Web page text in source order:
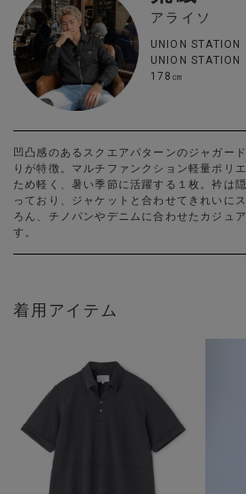
アライソ
UNION STATION
UNION
178㎝
凹凸感のあるスクエアパターンのジャガー
りが特徴。マルチファンクション軽量ポリ
ため軽く、暑い季節に活躍する１枚。衿は
っており、ジャケットと合わせてきれいに
ろん、チノパンやデニムに合わせたカジュ
す。
着用アイテム